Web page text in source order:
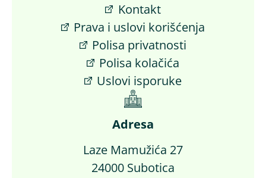
Kontakt
Prava i uslovi korišćenja
Polisa privatnosti
Polisa kolačića
Uslovi isporuke
Adresa
Laze Mamužića 27
24000 Subotica